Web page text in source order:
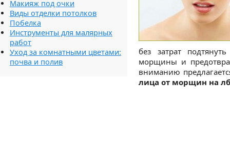
без затрат
морщины и
вниманию
лица от морщин на
Макияж под очки
Виды отделки потолков
Побелка
Инструменты для малярных
работ
Уход за комнатными цветами:
почва и полив